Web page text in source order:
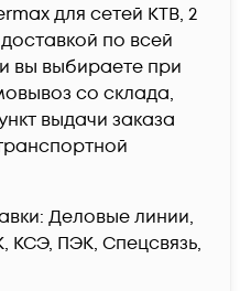
для сетей КТВ, 2
по всей
вы выбираете при
со склада,
выдачи заказа
Деловые линии,
КСЭ, ПЭК, Спецсвязь,